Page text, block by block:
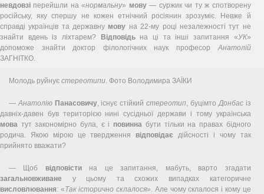
невдовзі перейшли на «нормальну» мову— суржик чи ту ж спотворену
російську, яку спершу не кожен етнічний росіянин зрозуміє. Невже й
справді українців та державну мову на 22-му році незалежності тут не
знайти вдень із ліхтарем? Відповідьна ці та інші запитання «УК»
допоможе знайти доктор філологічних наук професорАнатолій
ЗАГНІТКО.
Молодь руйнує стереотипи. Фото Володимира ЗAЇКИ
—Анатолію Панасовичу, існує стійкийстереотип, буцімтоДонбасіз
давніх-давен був територією нині сусідньої держави і тому українська
мова тут закономірно була, є і повинна бути тільки на правах бідного
родича. Якою мірою це твердження відповідає дійсності і чому так
прийнято вважати?
— Щоб відповістина це запитання, мабуть, варто згадати
загальновживане у цьому та схожих випадках категоричне
висловлювання: «Так історично склалося». Але чому склалося і кому це